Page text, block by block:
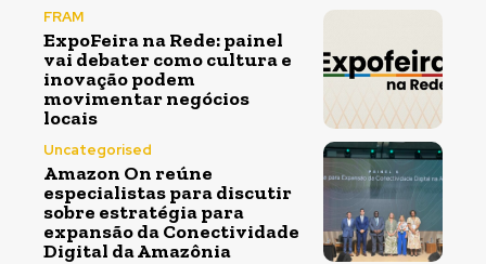
FRAM
ExpoFeira na Rede: painel
vai debater como cultura e
inovação podem
movimentar negócios
locais
Uncategorised
Amazon On reúne
especialistas para discutir
sobre estratégia para
expansão da Conectividade
Digital da Amazônia